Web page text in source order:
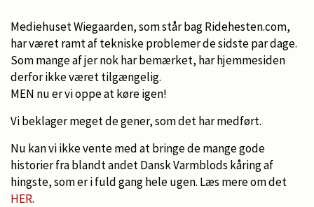
Mediehuset Wiegaarden, som står bag Ridehesten.com,
har været ramt af tekniske problemer de sidste par dage.
Som mange af jer nok har bemærket, har hjemmesiden
derfor ikke været tilgængelig.
MEN nu er vi oppe at køre igen!
Vi beklager meget de gener, som det har medført.
Nu kan vi ikke vente med at bringe de mange gode
historier fra blandt andet Dansk Varmblods kåring af
hingste, som er i fuld gang hele ugen. Læs mere om det
HER.